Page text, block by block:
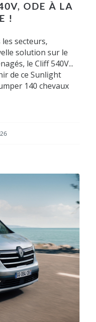
ODE À LA
!
secteurs,
solution sur le
le Cliff 540V...
de ce Sunlight
140 chevaux